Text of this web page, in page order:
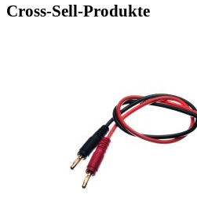
Cross-Sell-Produkte